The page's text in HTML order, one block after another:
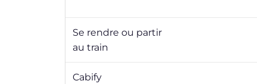
Se rendre ou partir
au train
Cabify